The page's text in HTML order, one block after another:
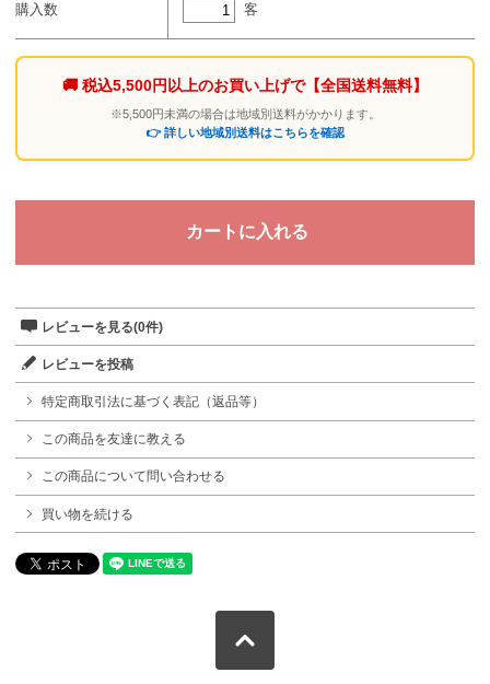
購入数 客
🚚 税込5,500円以上のお買い上げで【全国送料無料】
※5,500円未満の場合は地域別送料がかかります。
👉 詳しい地域別送料はこちらを確認
レビューを見る(0件)
レビューを投稿
特定商取引法に基づく表記（返品等）
この商品を友達に教える
この商品について問い合わせる
買い物を続ける